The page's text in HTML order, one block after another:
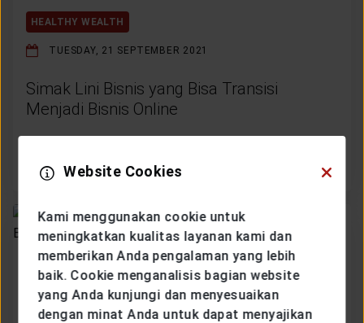
HEALTHY WEALTH
TUESDAY, 21 SEPTEMBER 2021
Simak Lini Bisnis yang Bisa Transisi
Menjadi Bisnis Online
Website Cookies
Kami menggunakan cookie untuk
meningkatkan kualitas layanan kami dan
memberikan Anda pengalaman yang lebih
baik. Cookie menganalisis bagian website
yang Anda kunjungi dan menyesuaikan
dengan minat Anda untuk dapat menyajikan